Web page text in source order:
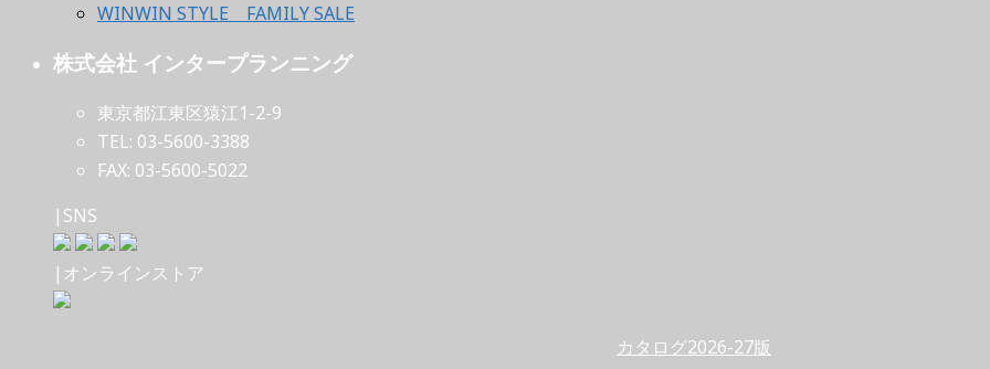
WINWIN STYLE FAMILY SALE
株式会社 インタープランニング
東京都江東区猿江1-2-9
TEL: 03-5600-3388
FAX: 03-5600-5022
|SNS
|オンラインストア
カタログ2026-27版